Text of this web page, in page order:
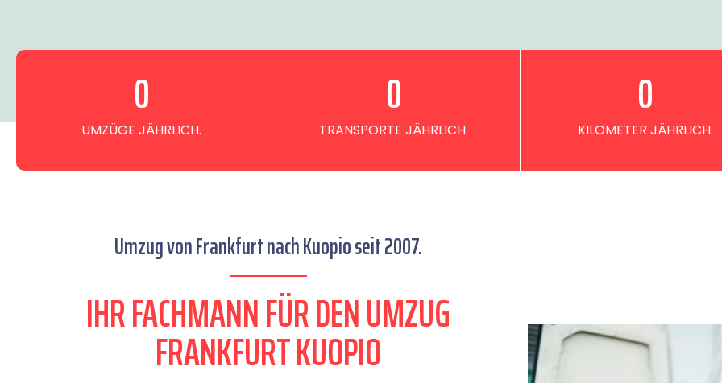
UMZÜGE JÄHRLICH.
0
TRANSPORTE JÄHRLICH.
0
KILOMETER JÄHRLICH.
0
Umzug von Frankfurt nach Kuopio seit 2007.
IHR FACHMANN FÜR DEN UMZUG
FRANKFURT KUOPIO